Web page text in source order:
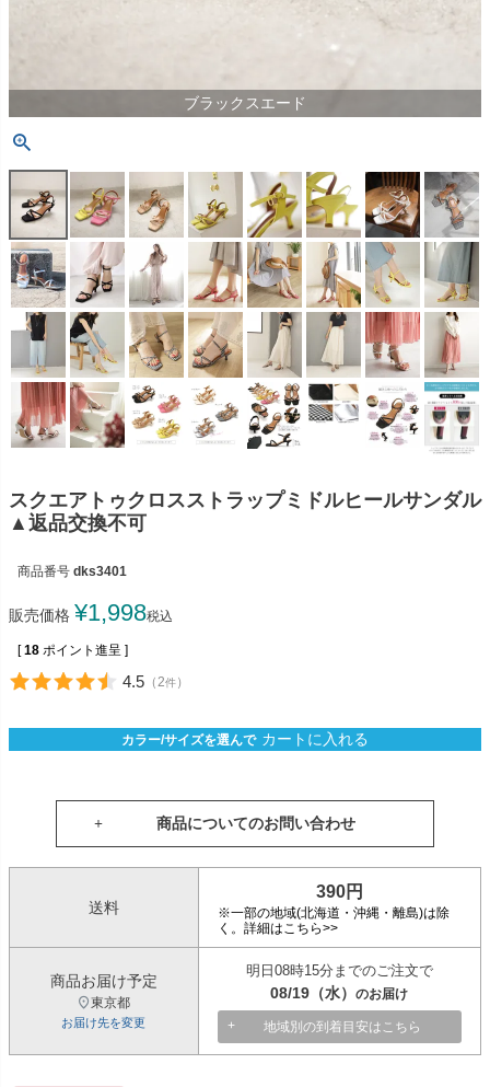
ブラックスエード
スクエアトゥクロスストラップミドルヒールサンダル
▲返品交換不可
商品番号 dks3401
販売価格 ¥1,998税込
[ 18 ポイント進呈 ]
4.5 （2件）
カラー/サイズを選んで カートに入れる
商品についてのお問い合わせ
送料
390円
※一部の地域(北海道・沖縄・離島)は除
く。詳細はこちら>>
商品お届け予定
東京都
お届け先を変更
明日 08時15分 までのご注文で
08/19（水）
地域別の到着目安はこちら